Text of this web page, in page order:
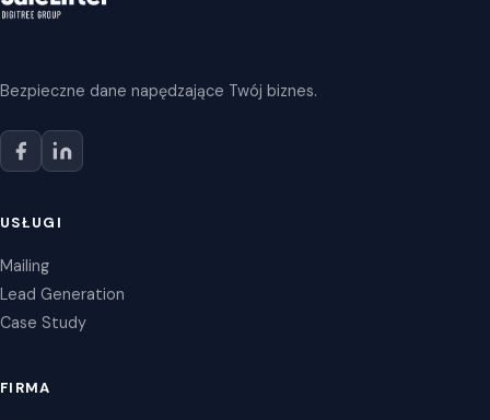
Bezpieczne dane napędzające Twój biznes.
USŁUGI
Mailing
Lead Generation
Case Study
FIRMA